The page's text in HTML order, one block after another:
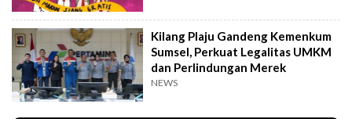
Kilang Plaju Gandeng Kemenkum
Sumsel, Perkuat Legalitas UMKM
dan Perlindungan Merek
NEWS